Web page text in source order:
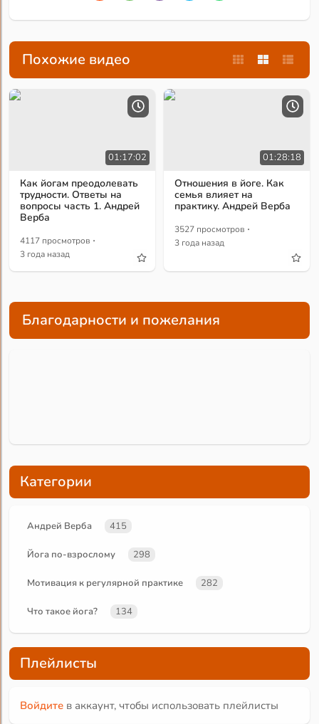
Похожие видео
01:17:02
Как йогам преодолевать
трудности. Ответы на
вопросы часть 1. Андрей
Верба
4117 просмотров ·
3 года назад
01:28:18
Отношения в йоге. Как
семья влияет на
практику. Андрей Верба
3527 просмотров ·
3 года назад
Благодарности и пожелания
Категории
Андрей Верба 415
Йога по-взрослому 298
Мотивация к регулярной практике 282
Что такое йога? 134
Плейлисты
Войдите в аккаунт, чтобы использовать плейлисты